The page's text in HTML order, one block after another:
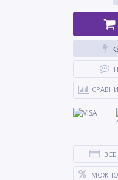
МОЖНО